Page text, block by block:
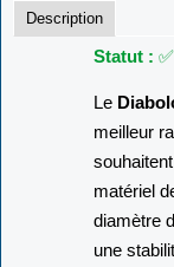
Description
Statut : ✅
Le
meilleur
matériel
diamètre
une